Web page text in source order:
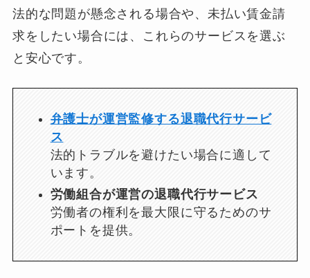
法的な問題が懸念される場合や、未払い賃金請
求をしたい場合には、これらのサービスを選ぶ
と安心です。
弁護士が運営監修する退職代行サービ
ス
法的トラブルを避けたい場合に適して
います。
労働組合が運営の退職代行サービス
労働者の権利を最大限に守るためのサ
ポートを提供。